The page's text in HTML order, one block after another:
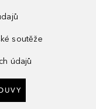
soutěže
údajů